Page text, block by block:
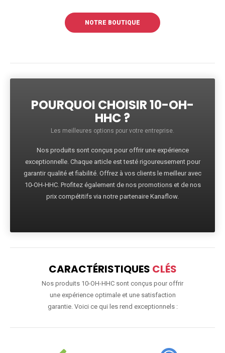
NOTRE BOUTIQUE
POURQUOI CHOISIR 10-OH-
HHC ?
Les meilleures options pour votre entreprise.
Nos produits sont conçus pour offrir une expérience
exceptionnelle. Chaque article est testé rigoureusement pour
garantir qualité et fiabilité. Offrez à vos clients le meilleur avec
10-OH-HHC. Profitez également de nos promotions et de nos
prix compétitifs via notre partenaire Kanaflow.
CARACTÉRISTIQUES CLÉS
Nos produits 10-OH-HHC sont conçus pour offrir
une expérience optimale et une satisfaction
garantie. Voici ce qui les rend exceptionnels :